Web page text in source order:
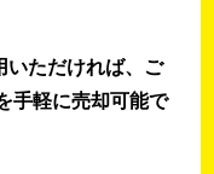
いただければ、ご
手軽に売却可能で